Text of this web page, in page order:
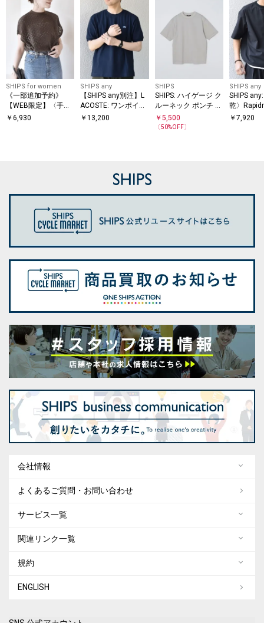
SHIPS for women
《一部追加予約》
【WEB限定】〈手洗
い可能〉アイレット
￥ 6,930
SHIPS any
【SHIPS any別注】L
ACOSTE: ワンポイン
ト ロゴ ピケ クルー
￥13,200
SHIPS
SHIPS: ハイゲージ ク
ルーネック ポンチ T
シャツ
￥ 5,500
〔50%OFF〕
SHIPS any
SHIPS
乾〉
ック スピ
￥7,920
会社情報
よくあるご質問・お問い合わせ
サービス一覧
関連リンク一覧
規約
ENGLISH